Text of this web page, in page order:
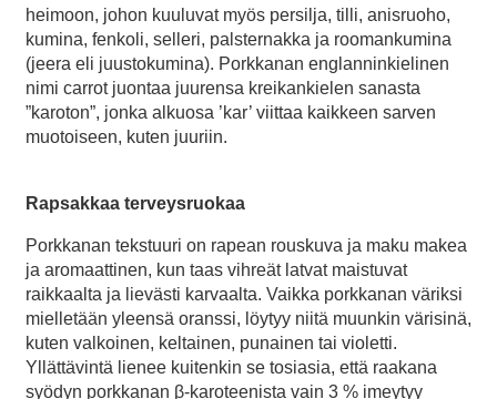
heimoon, johon kuuluvat myös persilja, tilli, anisruoho,
kumina, fenkoli, selleri, palsternakka ja roomankumina
(jeera eli juustokumina). Porkkanan englanninkielinen
nimi carrot juontaa juurensa kreikankielen sanasta
”karoton”, jonka alkuosa ’kar’ viittaa kaikkeen sarven
muotoiseen, kuten juuriin.
Rapsakkaa terveysruokaa
Porkkanan tekstuuri on rapean rouskuva ja maku makea
ja aromaattinen, kun taas vihreät latvat maistuvat
raikkaalta ja lievästi karvaalta. Vaikka porkkanan väriksi
mielletään yleensä oranssi, löytyy niitä muunkin värisinä,
kuten valkoinen, keltainen, punainen tai violetti.
Yllättävintä lienee kuitenkin se tosiasia, että raakana
syödyn porkkanan β-karoteenista vain 3 % imeytyy